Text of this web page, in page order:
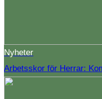
Nyheter
Arbetsskor för Herrar: